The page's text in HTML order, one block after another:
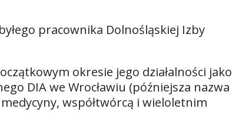
pracownika Dolnośląskiej Izby
okresie jego działalności jako
DIA we Wrocławiu (późniejsza nazwa
współtwórcą i wieloletnim